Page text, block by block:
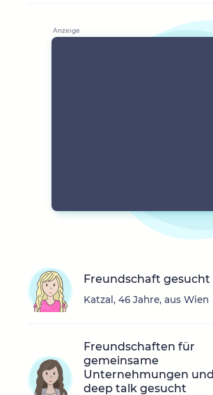
Freundschaft gesucht
Katzal, 46 Jahre, aus Wien
Freundschaften für
gemeinsame
Unternehmungen und
deep talk gesucht